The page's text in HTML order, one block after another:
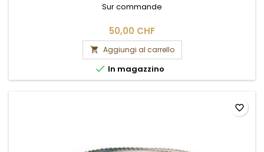
Sur commande
50,00 CHF
 Aggiungi al carrello
 In magazzino
favorite_border